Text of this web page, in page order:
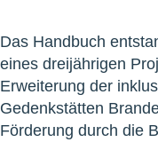
Das Handbuch
eines dreijährigen
Erweiterung der
Gedenkstätten
Förderung durch die